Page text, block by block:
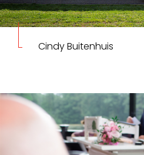
Cindy Buitenhuis